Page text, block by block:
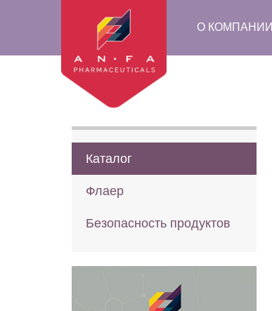
О КОМПАНИИ
Каталог
Флаер
Безопасность продуктов